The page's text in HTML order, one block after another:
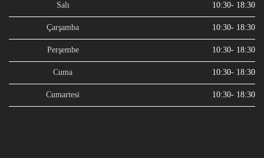
Salı 10:30- 18:30
Çarşamba 10:30- 18:30
Perşembe 10:30- 18:30
Cuma 10:30- 18:30
Cumartesi 10:30- 18:30